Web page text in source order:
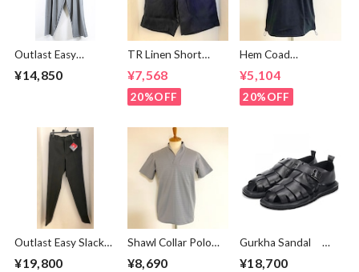
Outlast Easy
¥14,850
TR Linen Short
¥7,568
20%OFF
Hem Coad
shirts Black /
Puple
¥5,104
20%OFF
Outlast Easy Slacks
Pants Charcoal
¥19,800
Shawl Collar Polo
Shirts Gray
¥8,690
Gurkha Sandal
Black
¥18,700